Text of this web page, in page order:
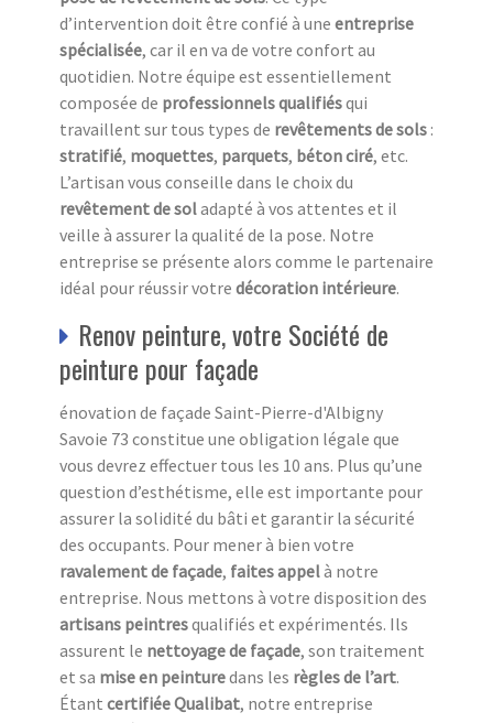
d’intervention doit être confié à une entreprise
spécialisée, car il en va de votre confort au
quotidien. Notre équipe est essentiellement
composée de professionnels qualifiésqui
travaillent sur tous types de revêtements de sols :
stratifié, moquettes, parquets, béton ciré, etc.
L’artisan vous conseille dans le choix du
revêtement de soladapté à vos attentes et il
veille à assurer la qualité de la pose. Notre
entreprise se présente alors comme le partenaire
idéal pour réussir votre décoration intérieure.
Renov peinture, votre Société de
peinture pour façade
énovation de façade Saint-Pierre-d'Albigny
Savoie 73 constitue une obligation légale que
vous devrez effectuer tous les 10 ans. Plus qu’une
question d’esthétisme, elle est importante pour
assurer la solidité du bâti et garantir la sécurité
des occupants. Pour mener à bien votre
ravalement de façade, faites appelà notre
entreprise. Nous mettons à votre disposition des
artisans peintresqualifiés et expérimentés. Ils
assurent le nettoyage de façade, son traitement
et sa mise en peinturedans les règles de l’art.
Étant certifiée Qualibat, notre entreprise